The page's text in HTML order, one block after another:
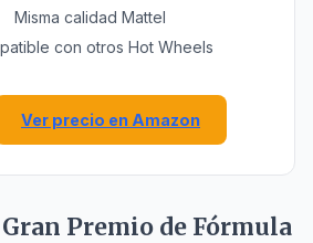
Misma calidad Mattel
con otros Hot Wheels
Ver precio en Amazon
Premio de Fórmula